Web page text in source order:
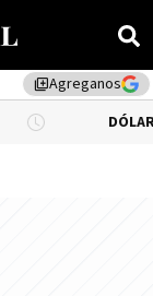
library_addAgreganos
DÓLAR BNA